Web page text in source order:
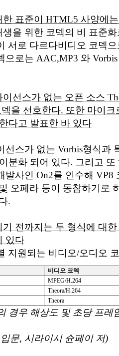
표준이 HTML5 사양에
을 위한 코덱의 비 표준
서로 다르다비디오 코덱
으로는 AAC,MP3 와
선스가 없는 오픈 소스
을 선호한다. 또한 마이크
다고 발표한 바 있다
선스가 없는 Vorbis형식과
분화 되어 있다. 그리고 또
발사인 On2를 인수해 VP8
오페라 등이 동참하기로
.
기 전까지는 두 형식에 대
있다
지원되는 비디오/오디오
비디오 코덱
MPEG/H.264
Theora/H.264
Theora
경우 해상도 및 초당 프레
문, 시라이시 슌페이 저)